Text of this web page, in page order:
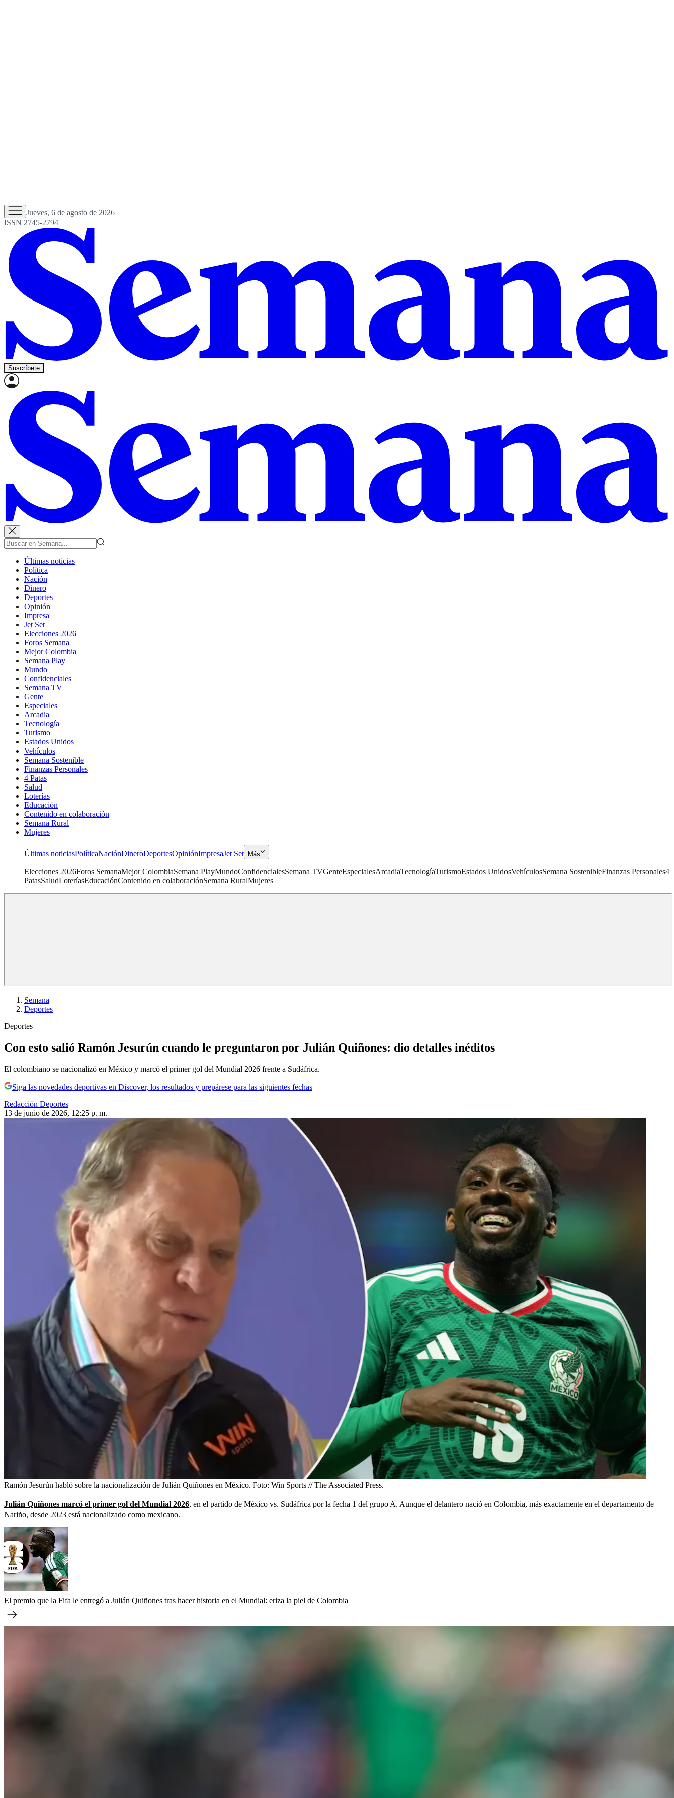
Jueves, 6 de agosto de 2026
ISSN 2745-2794
Suscríbete
Últimas noticias
Política
Nación
Dinero
Deportes
Opinión
Impresa
Jet Set
Elecciones 2026
Foros Semana
Mejor Colombia
Semana Play
Mundo
Confidenciales
Semana TV
Gente
Especiales
Arcadia
Tecnología
Turismo
Estados Unidos
Vehículos
Semana Sostenible
Finanzas Personales
4 Patas
Salud
Loterías
Educación
Contenido en colaboración
Semana Rural
Mujeres
Últimas noticiasPolíticaNaciónDineroDeportesOpiniónImpresaJet Set Más
Elecciones 2026Foros SemanaMejor ColombiaSemana PlayMundoConfidencialesSemana TVGenteEspecialesArcadiaTecnologíaTurismoEstados UnidosVehículosSemana SostenibleFinanzas Personales4
PatasSaludLoteríasEducaciónContenido en colaboraciónSemana RuralMujeres
Semana|
Deportes
Deportes
Con esto salió Ramón Jesurún cuando le preguntaron por Julián Quiñones: dio detalles inéditos
El colombiano se nacionalizó en México y marcó el primer gol del Mundial 2026 frente a Sudáfrica.
Siga las novedades deportivas en Discover, los resultados y prepárese para las siguientes fechas
Redacción Deportes
13 de junio de 2026, 12:25 p. m.
Ramón Jesurún habló sobre la nacionalización de Julián Quiñones en México. Foto: Win Sports // The Associated Press.
Julián Quiñones marcó el primer gol del Mundial 2026, en el partido de México vs. Sudáfrica por la fecha 1 del grupo A. Aunque el delantero nació en Colombia, más exactamente en el departamento de
Nariño, desde 2023 está nacionalizado como mexicano.
El premio que la Fifa le entregó a Julián Quiñones tras hacer historia en el Mundial: eriza la piel de Colombia